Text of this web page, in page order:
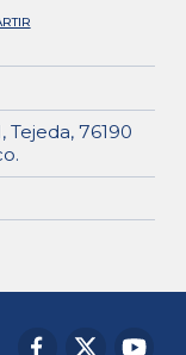
Tejeda, 76190
.